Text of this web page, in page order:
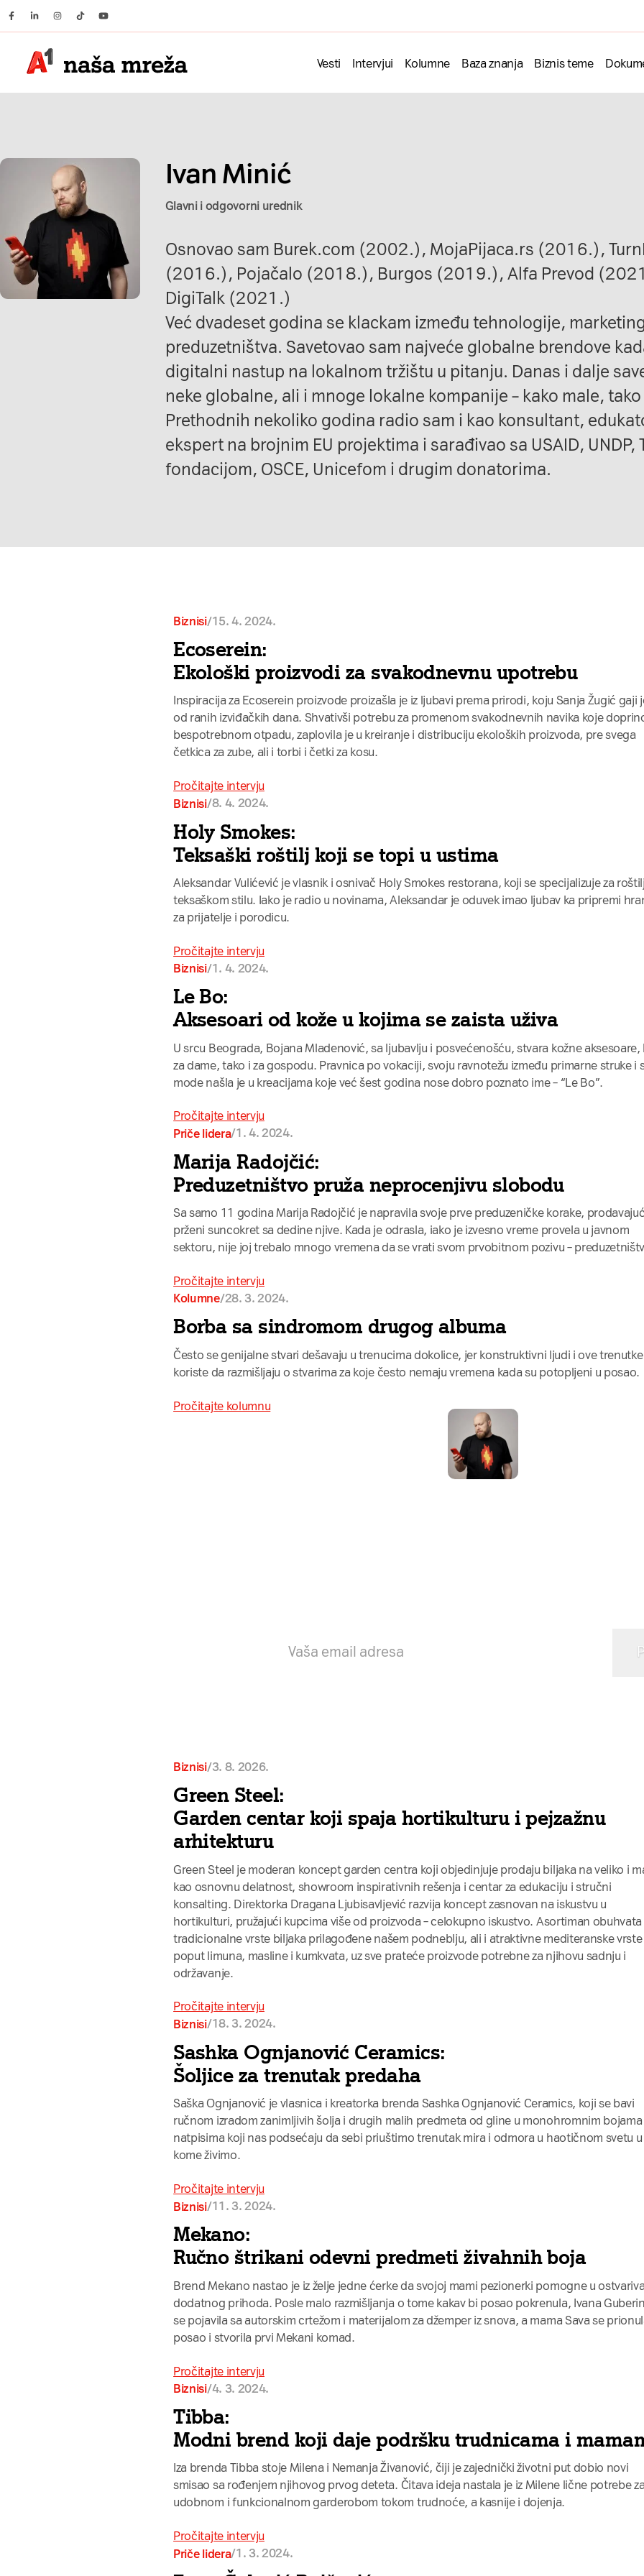
Facebook
LinkedinInstagram
TiktokYoutube
Vesti Intervjui Kolumne Baza znanja Biznis teme
Ivan Minić
Glavni i odgovorni urednik
Osnovao sam Burek.com (2002.), MojaPijaca.rs (2016.),
(2016.), Pojačalo (2018.), Burgos (2019.), Alfa Prevod
DigiTalk(2021.)
Već dvadeset godina se klackam između tehnologije,
preduzetništva. Savetovao sam najveće globalne brendove
digitalni nastup na lokalnom tržištu u pitanju. Danas i dalje
neke globalne, ali i mnoge lokalne kompanije – kako male,
Prethodnih nekoliko godina radio sam i kao konsultant,
ekspert na brojnim EU projektima i sarađivao sa USAID, UNDP,
fondacijom, OSCE, Unicefom i drugim donatorima.
Biznisi/15. 4. 2024.
Ecoserein:
Ekološki proizvodi za svakodnevnu upotrebu
Inspiracija za Ecoserein proizvode proizašla je iz ljubavi prema prirodi, koju Sanja Žugić gaji
od ranih izviđačkih dana. Shvativši potrebu za promenom svakodnevnih navika koje
bespotrebnom otpadu, zaplovila je u kreiranje i distribuciju ekoloških proizvoda, pre svega
četkica za zube, ali i torbi i četki za kosu.
Pročitajte intervju
Biznisi/8. 4. 2024.
Holy Smokes:
Teksaški roštilj koji se topi u ustima
Aleksandar Vulićević je vlasnik i osnivač Holy Smokes restorana, koji se specijalizuje za
teksaškom stilu. Iako je radio u novinama, Aleksandar je oduvek imao ljubav ka pripremi
za prijatelje i porodicu.
Pročitajte intervju
Biznisi/1. 4. 2024.
Le Bo:
Aksesoari od kože u kojima se zaista uživa
U srcu Beograda, Bojana Mladenović, sa ljubavlju i posvećenošću, stvara kožne aksesoare,
za dame, tako i za gospodu. Pravnica po vokaciji, svoju ravnotežu između primarne struke i
mode našla je u kreacijama koje već šest godina nose dobro poznato ime – “Le Bo”.
Pročitajte intervju
Priče lidera/1. 4. 2024.
Marija Radojčić:
Preduzetništvo pruža neprocenjivu slobodu
Sa samo 11 godina Marija Radojčić je napravila svoje prve preduzeničke korake,
prženi suncokret sa dedine njive. Kada je odrasla, iako je izvesno vreme provela u javnom
sektoru, nije joj trebalo mnogo vremena da se vrati svom prvobitnom pozivu –
Pročitajte intervju
Kolumne/28. 3. 2024.
Borba sa sindromom drugog albuma
Često se genijalne stvari dešavaju u trenucima dokolice, jer konstruktivni ljudi i ove trenutke
koriste da razmišljaju o stvarima za koje često nemaju vremena kada su potopljeni u posao.
Pročitajte kolumnu
Biznisi/3. 8. 2026.
Green Steel:
Garden centar koji spaja hortikulturu i pejzažnu
arhitekturu
Green Steel je moderan koncept garden centra koji objedinjuje prodaju biljaka na veliko i
kao osnovnu delatnost, showroom inspirativnih rešenja i centar za edukaciju i stručni
konsalting. Direktorka Dragana Ljubisavljević razvija koncept zasnovan na iskustvu u
hortikulturi, pružajući kupcima više od proizvoda – celokupno iskustvo. Asortiman obuhvata
tradicionalne vrste biljaka prilagođene našem podneblju, ali i atraktivne mediteranske vrste
poput limuna, masline i kumkvata, uz sve prateće proizvode potrebne za njihovu sadnju i
održavanje.
Pročitajte intervju
Biznisi/18. 3. 2024.
Sashka Ognjanović Ceramics:
Šoljice za trenutak predaha
Saška Ognjanović je vlasnica i kreatorka brenda Sashka Ognjanović Ceramics, koji se bavi
ručnom izradom zanimljivih šolja i drugih malih predmeta od gline u monohromnim bojama
natpisima koji nas podsećaju da sebi priuštimo trenutak mira i odmora u haotičnom svetu u
kome živimo.
Pročitajte intervju
Biznisi/11. 3. 2024.
Mekano:
Ručno štrikani odevni predmeti živahnih boja
Brend Mekano nastao je iz želje jedne ćerke da svojoj mami pezionerki pomogne u
dodatnog prihoda. Posle malo razmišljanja o tome kakav bi posao pokrenula, Ivana
se pojavila sa autorskim crtežom i materijalom za džemper iz snova, a mama Sava se
posao i stvorila prvi Mekani komad.
Pročitajte intervju
Biznisi/4. 3. 2024.
Tibba:
Modni brend koji daje podršku trudnicama i
Iza brenda Tibba stoje Milena i Nemanja Živanović, čiji je zajednički životni put dobio novi
smisao sa rođenjem njihovog prvog deteta. Čitava ideja nastala je iz Milene lične potrebe
udobnom i funkcionalnom garderobom tokom trudnoće, a kasnije i dojenja.
Pročitajte intervju
Priče lidera/1. 3. 2024.